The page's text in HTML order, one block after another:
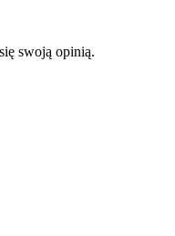
swoją opinią.